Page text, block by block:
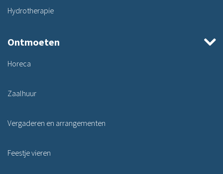
Hydrotherapie
Ontmoeten
Horeca
Zaalhuur
Vergaderen en arrangementen
Feestje vieren